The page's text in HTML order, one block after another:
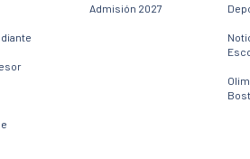
Admisión 2027